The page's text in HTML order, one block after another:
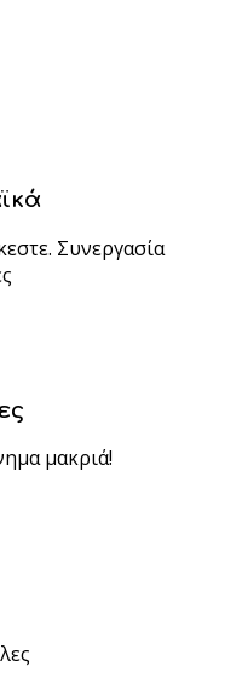
Συνεργασία
μακριά!